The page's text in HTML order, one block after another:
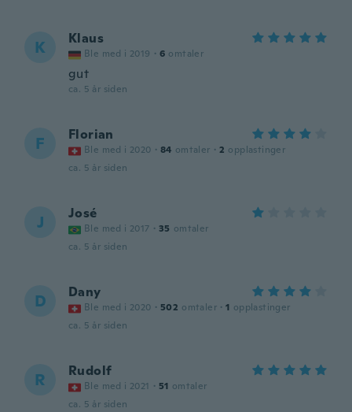
K Klaus
Ble med i 2019 · 6 omtaler
gut
ca. 5 år siden
F Florian
Ble med i 2020 · 84 omtaler · 2 opplastinger
ca. 5 år siden
J José
Ble med i 2017 · 35 omtaler
ca. 5 år siden
D Dany
Ble med i 2020 · 502 omtaler · 1 opplastinger
ca. 5 år siden
R Rudolf
Ble med i 2021 · 51 omtaler
ca. 5 år siden